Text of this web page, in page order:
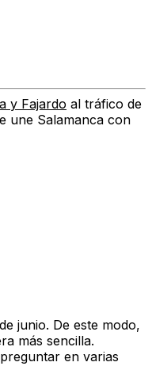
y Fajardo al tráfico de
une Salamanca con
junio. De este modo,
más sencilla.
en varias